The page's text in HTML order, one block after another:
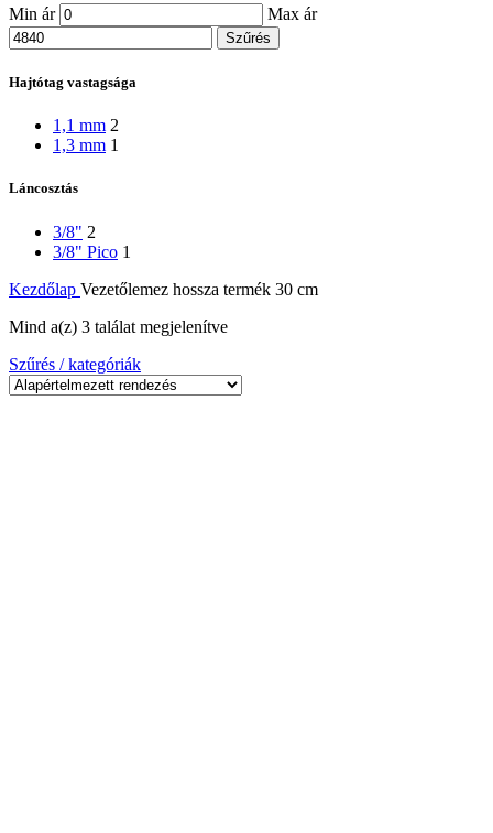
Min ár Max ár
Szűrés
Hajtótag vastagsága
1,1 mm 2
1,3 mm 1
Láncosztás
3/8" 2
3/8" Pico 1
Kezdőlap Vezetőlemez hossza termék 30 cm
Mind a(z) 3 találat megjelenítve
Szűrés / kategóriák